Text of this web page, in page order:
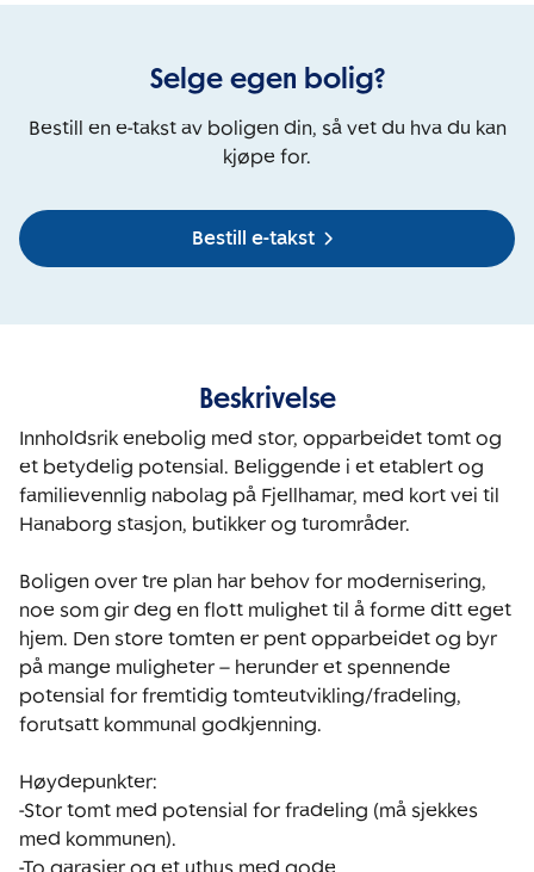
Selge egen bolig?
Bestill en e-takst av boligen din, så vet du hva du kan
kjøpe for.
Bestill e-takst
Beskrivelse
Innholdsrik enebolig med stor, opparbeidet tomt og
et betydelig potensial. Beliggende i et etablert og
familievennlig nabolag på Fjellhamar, med kort vei til
Hanaborg stasjon, butikker og turområder.
Boligen over tre plan har behov for modernisering,
noe som gir deg en flott mulighet til å forme ditt eget
hjem. Den store tomten er pent opparbeidet og byr
på mange muligheter – herunder et spennende
potensial for fremtidig tomteutvikling/fradeling,
forutsatt kommunal godkjenning.
Høydepunkter:
-Stor tomt med potensial for fradeling (må sjekkes
med kommunen).